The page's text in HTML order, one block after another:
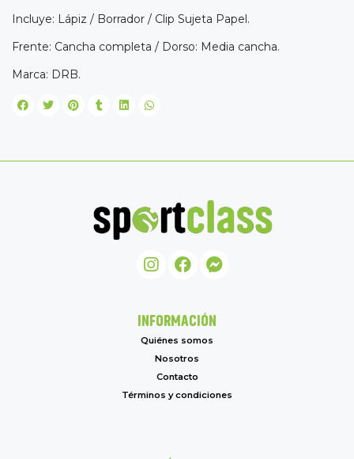
Incluye: Lápiz / Borrador / Clip Sujeta Papel.
Frente: Cancha completa / Dorso: Media cancha.
Marca: DRB.
INFORMACIÓN
Quiénes somos
Nosotros
Contacto
Términos y condiciones